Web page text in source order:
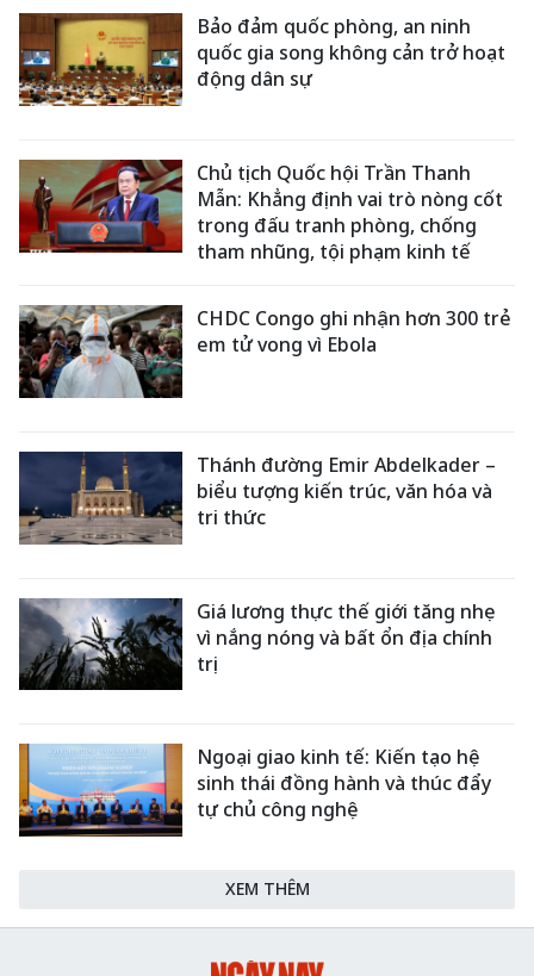
Bảo đảm quốc phòng, an ninh
quốc gia song không cản trở hoạt
động dân sự
Chủ tịch Quốc hội Trần Thanh
Mẫn: Khẳng định vai trò nòng cốt
trong đấu tranh phòng, chống
tham nhũng, tội phạm kinh tế
CHDC Congo ghi nhận hơn 300 trẻ
em tử vong vì Ebola
Thánh đường Emir Abdelkader –
biểu tượng kiến trúc, văn hóa và
tri thức
Giá lương thực thế giới tăng nhẹ
vì nắng nóng và bất ổn địa chính
trị
Ngoại giao kinh tế: Kiến tạo hệ
sinh thái đồng hành và thúc đẩy
tự chủ công nghệ
XEM THÊM